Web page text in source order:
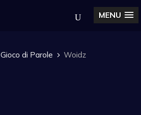
MENU
Gioco di Parole Woidz